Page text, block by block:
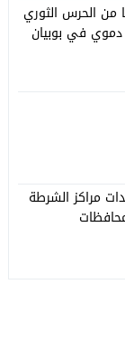
من الحرس الثوري
دموي في بوبيان
مراكز الشرطة